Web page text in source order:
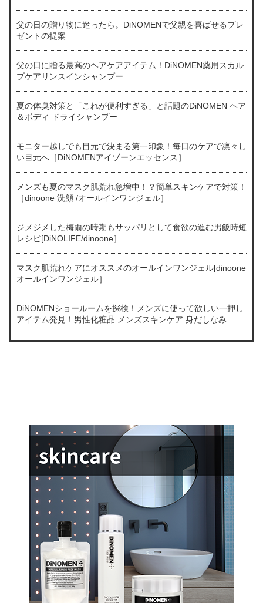
父の日の贈り物に迷ったら。DiNOMENで父親を喜ばせるプレ
ゼントの提案
父の日に贈る最高のヘアケアアイテム！DiNOMEN薬用スカル
プケアリンスインシャンプー
夏の体臭対策と「これが便利すぎる」と話題のDiNOMEN ヘア
＆ボディ ドライシャンプー
モニター越しでも目元で決まる第一印象！毎日のケアで凛々し
い目元へ［DiNOMENアイゾーンエッセンス］
メンズも夏のマスク肌荒れ急増中！？簡単スキンケアで対策！
［dinoone 洗顔 /オールインワンジェル］
ジメジメした梅雨の時期もサッパリとして食欲の進む男飯時短
レシピ[DiNOLIFE/dinoone］
マスク肌荒れケアにオススメのオールインワンジェル[dinoone
オールインワンジェル］
DiNOMENショールームを探検！メンズに使って欲しい一押し
アイテム発見！男性化粧品 メンズスキンケア 身だしなみ